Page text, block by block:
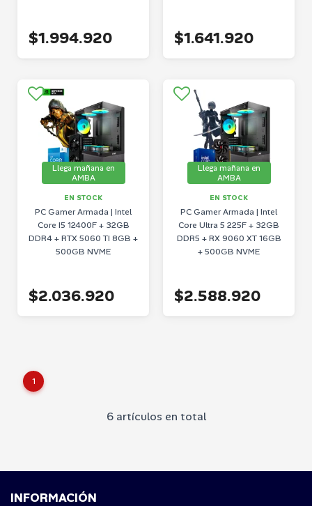
$1.994.920 $1.641.920
Llega mañana en
AMBA
EN STOCK
PC Gamer Armada | Intel
Core I5 12400F + 32GB
DDR4 + RTX 5060 TI 8GB +
500GB NVME
$2.036.920
Llega mañana en
AMBA
EN STOCK
PC Gamer Armada | Intel
Core Ultra 5 225F + 32GB
DDR5 + RX 9060 XT 16GB
+ 500GB NVME
$2.588.920
1
6 artículos en total
INFORMACIÓN